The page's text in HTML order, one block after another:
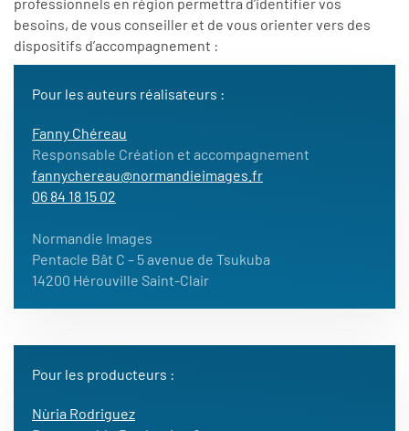
besoins, de vous conseiller et de vous orienter vers des
dispositifs d’accompagnement :
Pour les auteurs réalisateurs :
Fanny Chéreau
Responsable Création et accompagnement
fannychereau@normandieimages.fr
06 84 18 15 02
Normandie Images
Pentacle Bât C – 5 avenue de Tsukuba
14200 Hérouville Saint-Clair
Pour les producteurs :
Nùria Rodriguez